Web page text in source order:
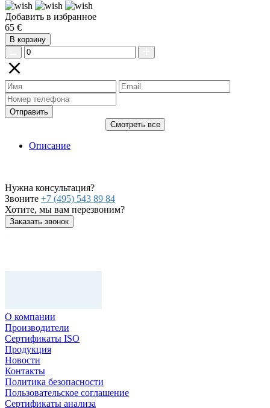
Добавить в избранное
65 €
В корзину
Отправить
Смотреть все
Описание
Нужна консультация?
Звоните +7 (495) 543 89 84
Хотите, мы вам перезвоним?
Заказать звонок
О компании
Производители
Сертификаты ISO
Продукция
Новости
Контакты
Политика безопасности
Пользовательское соглашение
Сертификаты анализа